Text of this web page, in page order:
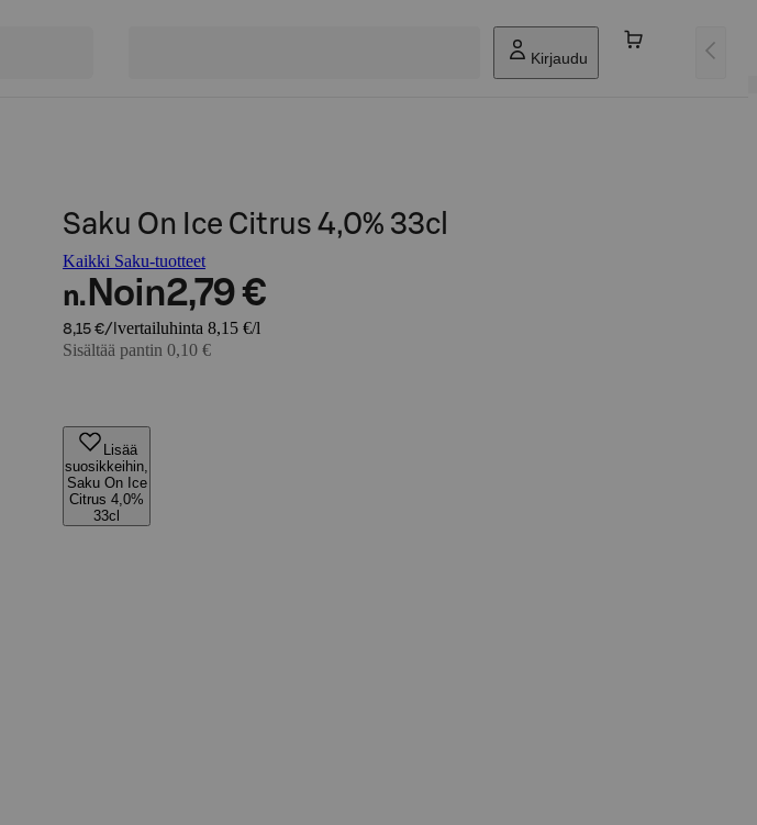
Kirjaudu
Saku On Ice Citrus 4,0% 33cl
Kaikki Saku-tuotteet
n. Noin2,79 €
8,15 €/l vertailuhinta 8,15 €/l
Sisältää pantin 0,10 €
Lisää
suosikkeihin,
Saku On Ice
Citrus 4,0%
33cl